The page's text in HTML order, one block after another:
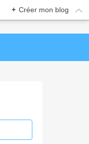
+ Créer mon blog